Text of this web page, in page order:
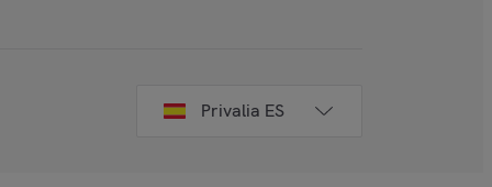
Privalia ES